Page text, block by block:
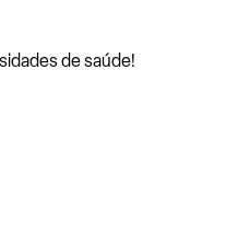
de saúde!